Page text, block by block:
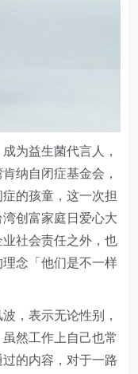
为益生菌代言人，
纳自闭症基金会，
的孩童，这一次担
创富家庭日爱心大
社会责任之外，也
念「他们是不一样
，表示无论性别，
然工作上自己也常
的内容，对于一路